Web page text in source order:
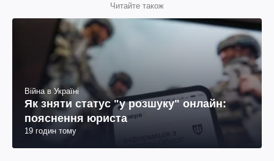
Читайте також
Війна в Україні
Як зняти статус "у розшуку" онлайн:
пояснення юриста
19 годин тому